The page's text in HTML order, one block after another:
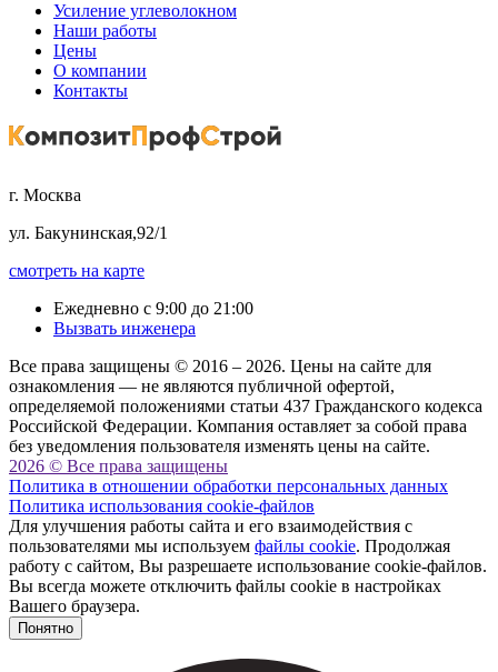
Усиление углеволокном
Наши работы
Цены
О компании
Контакты
г. Москва
ул. Бакунинская,92/1
смотреть на карте
Ежедневно с 9:00 до 21:00
Вызвать инженера
Все права защищены © 2016 – 2026. Цены на сайте для
ознакомления — не являются публичной офертой,
определяемой положениями статьи 437 Гражданского кодекса
Российской Федерации. Компания оставляет за собой права
без уведомления пользователя изменять цены на сайте.
2026 © Все права защищены
Политика в отношении обработки персональных данных
Политика использования cookie-файлов
Для улучшения работы сайта и его взаимодействия с
пользователями мы используем файлы cookie. Продолжая
работу с сайтом, Вы разрешаете использование cookie-файлов.
Вы всегда можете отключить файлы cookie в настройках
Вашего браузера.
Понятно